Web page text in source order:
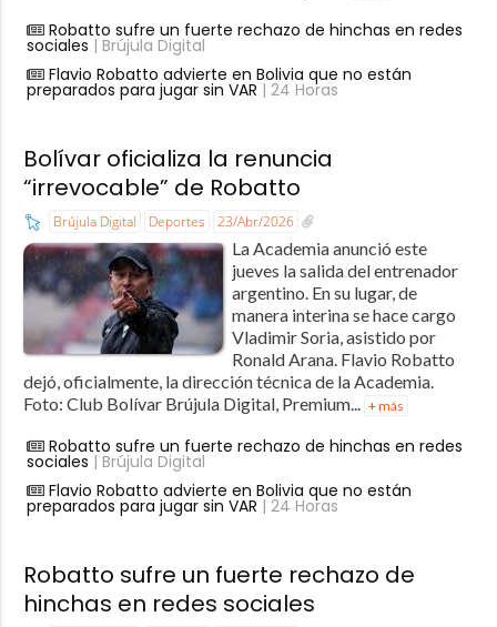
Robatto sufre un fuerte rechazo de hinchas en redes
sociales | Brújula Digital
Flavio Robatto advierte en Bolivia que no están
preparados para jugar sin VAR | 24 Horas
Bolívar oficializa la renuncia
“irrevocable” de Robatto
Brújula Digital Deportes 23/Abr/2026
La Academia anunció este
jueves la salida del entrenador
argentino. En su lugar, de
manera interina se hace cargo
Vladimir Soria, asistido por
Ronald Arana. Flavio Robatto
dejó, oficialmente, la dirección técnica de la Academia.
Foto: Club Bolívar Brújula Digital, Premium... + más
Robatto sufre un fuerte rechazo de hinchas en redes
sociales | Brújula Digital
Flavio Robatto advierte en Bolivia que no están
preparados para jugar sin VAR | 24 Horas
Robatto sufre un fuerte rechazo de
hinchas en redes sociales